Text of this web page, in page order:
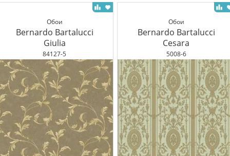
Обои
Bernardo Bartalucci
Giulia
84127-5
Обои
Bernardo Bartalucci
Cesara
5008-6